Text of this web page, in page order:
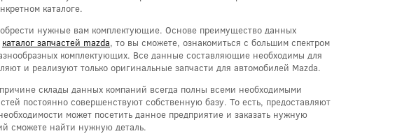
каталоге.
нужные вам комплектующие. Основе преимущество данных
каталог запчастей mazda, то вы сможете, ознакомиться с большим спектром
комплектующих. Все данные составляющие необходимы для
и реализуют только оригинальные запчасти для автомобилей Mazda.
склады данных компаний всегда полны всеми необходимыми
постоянно совершенствуют собственную базу. То есть, предоставляют
может посетить данное предприятие и заказать нужную
сможете найти нужную деталь.